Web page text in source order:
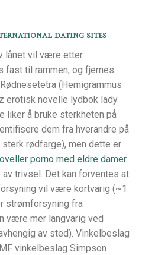
dating sites
lånet vil være etter
fast til rammen, og fjernes
(Hemigrammus
erotisk novelle lydbok lady
liker å bruke sterkheten på
dem fra hverandre på
rødfarge), men dette er
porno med eldre damer
trivsel. Det kan forventes at
vil være kortvarig (~1
strømforsyning fra
være mer langvarig ved
av sted). Vinkelbeslag
vinkelbeslag Simpson